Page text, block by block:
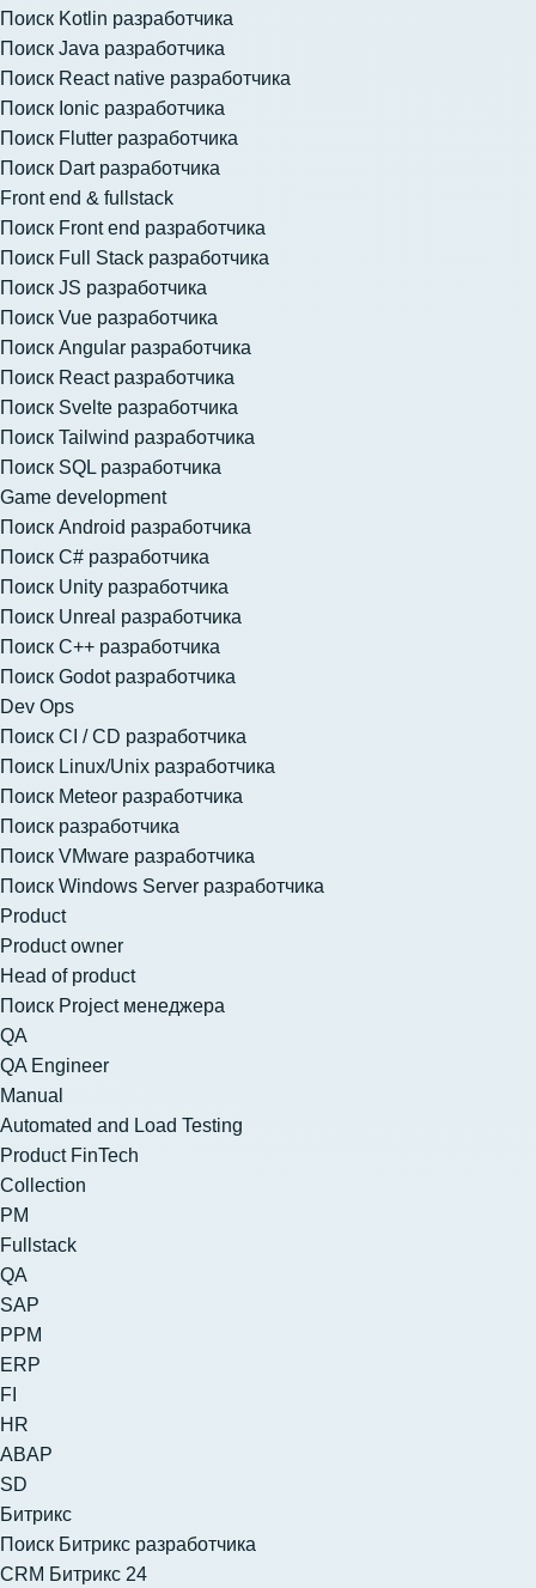
Поиск Kotlin разработчика
Поиск Java разработчика
Поиск React native разработчика
Поиск Ionic разработчика
Поиск Flutter разработчика
Поиск Dart разработчика
Front end & fullstack
Поиск Front end разработчика
Поиск Full Stack разработчика
Поиск JS разработчика
Поиск Vue разработчика
Поиск Angular разработчика
Поиск React разработчика
Поиск Svelte разработчика
Поиск Tailwind разработчика
Поиск SQL разработчика
Game development
Поиск Android разработчика
Поиск C# разработчика
Поиск Unity разработчика
Поиск Unreal разработчика
Поиск C++ разработчика
Поиск Godot разработчика
Dev Ops
Поиск CI / CD разработчика
Поиск Linux/Unix разработчика
Поиск Meteor разработчика
Поиск разработчика
Поиск VMware разработчика
Поиск Windows Server разработчика
Product
Product owner
Head of product
Поиск Project менеджера
QA
QA Engineer
Manual
Automated and Load Testing
Product FinTech
Collection
PM
Fullstack
QA
SAP
PPM
ERP
FI
HR
ABAP
SD
Битрикс
Поиск Битрикс разработчика
CRM Битрикс 24